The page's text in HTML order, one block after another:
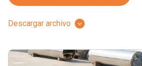
Descargar archivo